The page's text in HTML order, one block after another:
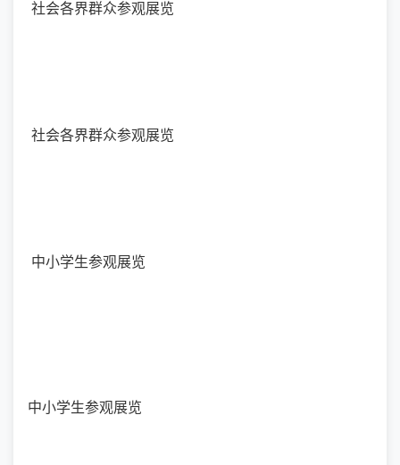
社会各界群众参观展览
社会各界群众参观展览
中小学生参观展览
中小学生参观展览